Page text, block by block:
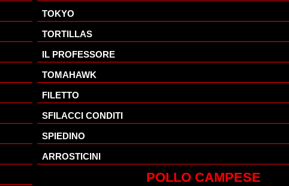
TOKYO
TORTILLAS
IL PROFESSORE
TOMAHAWK
FILETTO
SFILACCI CONDITI
SPIEDINO
ARROSTICINI
POLLO CAMPESE